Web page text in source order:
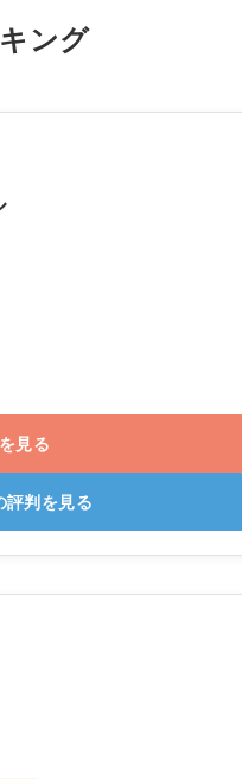
ング
見る
評判を見る